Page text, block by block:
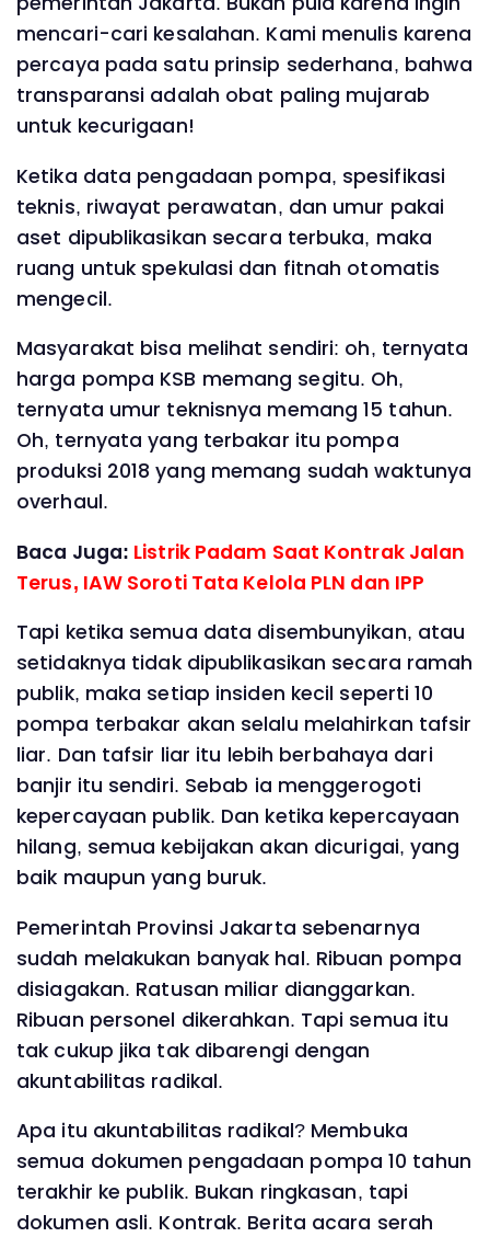
mencari-cari kesalahan. Kami menulis karena
percaya pada satu prinsip sederhana, bahwa
transparansi adalah obat paling mujarab
untuk kecurigaan!
Ketika data pengadaan pompa, spesifikasi
teknis, riwayat perawatan, dan umur pakai
aset dipublikasikan secara terbuka, maka
ruang untuk spekulasi dan fitnah otomatis
mengecil.
Masyarakat bisa melihat sendiri: oh, ternyata
harga pompa KSB memang segitu. Oh,
ternyata umur teknisnya memang 15 tahun.
Oh, ternyata yang terbakar itu pompa
produksi 2018 yang memang sudah waktunya
overhaul.
Baca Juga: Listrik Padam Saat Kontrak Jalan
Terus, IAW Soroti Tata Kelola PLN dan IPP
Tapi ketika semua data disembunyikan, atau
setidaknya tidak dipublikasikan secara ramah
publik, maka setiap insiden kecil seperti 10
pompa terbakar akan selalu melahirkan tafsir
liar. Dan tafsir liar itu lebih berbahaya dari
banjir itu sendiri. Sebab ia menggerogoti
kepercayaan publik. Dan ketika kepercayaan
hilang, semua kebijakan akan dicurigai, yang
baik maupun yang buruk.
Pemerintah Provinsi Jakarta sebenarnya
sudah melakukan banyak hal. Ribuan pompa
disiagakan. Ratusan miliar dianggarkan.
Ribuan personel dikerahkan. Tapi semua itu
tak cukup jika tak dibarengi dengan
akuntabilitas radikal.
Apa itu akuntabilitas radikal? Membuka
semua dokumen pengadaan pompa 10 tahun
terakhir ke publik. Bukan ringkasan, tapi
dokumen asli. Kontrak. Berita acara serah